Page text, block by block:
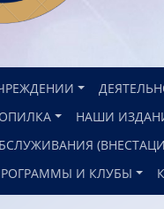
НАШИ
И КЛУБЫ